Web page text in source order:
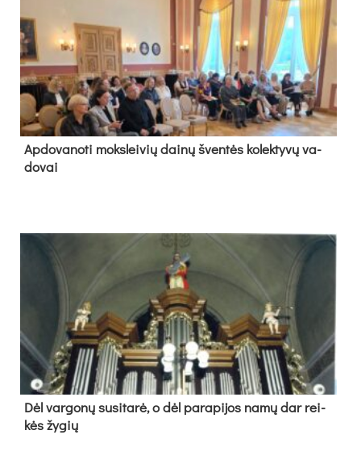
Ap­do­va­no­ti moks­lei­vių dai­nų šven­tės ko­lek­ty­vų va­
do­vai
Dėl var­go­nų su­si­ta­rė, o dėl pa­ra­pi­jos na­mų dar rei­
kės žy­gių